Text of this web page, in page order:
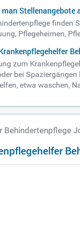
finden
Pflegeheimen,
zum
bei
etwa waschen,
Behindertenpflege